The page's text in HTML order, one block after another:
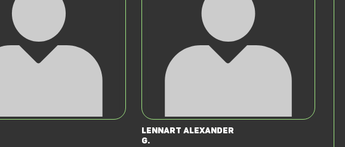
Lennart Alexander
G.